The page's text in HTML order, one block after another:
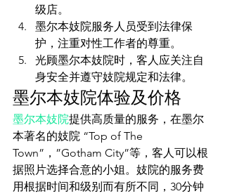
级店。
墨尔本妓院服务人员受到法律保
护，注重对性工作者的尊重。
光顾墨尔本妓院时，客人应关注自
身安全并遵守妓院规定和法律。
墨尔本妓院体验及价格
墨尔本妓院提供高质量的服务，在墨尔
本著名的妓院 “Top of The
Town”，”Gotham City”等，客人可以根
据照片选择合意的小姐。妓院的服务费
用根据时间和级别而有所不同，30分钟